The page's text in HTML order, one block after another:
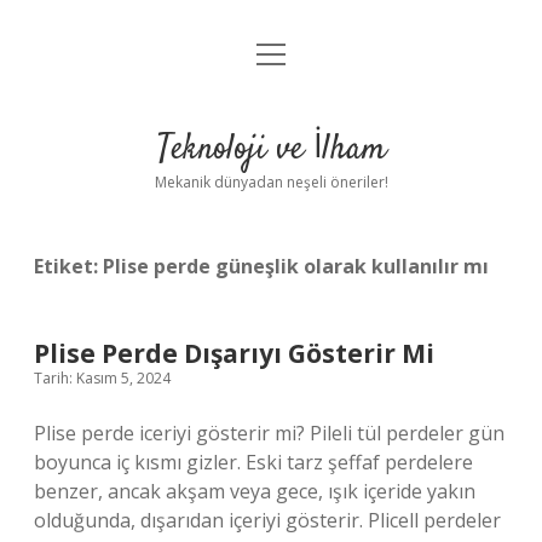
Anasayfa
Yasal Uyarı
menüyü
Teknoloji ve İlham
Mekanik dünyadan neşeli öneriler!
Etiket: Plise perde güneşlik olarak kullanılır mı
Plise Perde Dışarıyı Gösterir Mi
Tarih: Kasım 5, 2024
Plise perde iceriyi gösterir mi? Pileli tül perdeler gün
boyunca iç kısmı gizler. Eski tarz şeffaf perdelere
benzer, ancak akşam veya gece, ışık içeride yakın
olduğunda, dışarıdan içeriyi gösterir. Plicell perdeler